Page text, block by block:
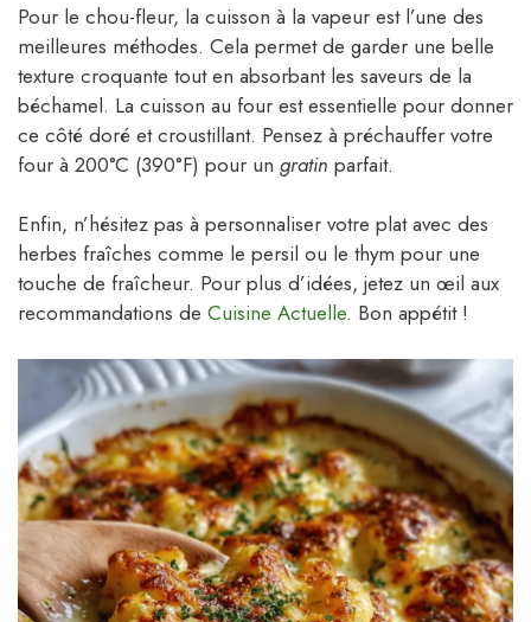
Pour le chou-fleur, la cuisson à la vapeur est l’une des
meilleures méthodes. Cela permet de garder une belle
texture croquante tout en absorbant les saveurs de la
béchamel. La cuisson au four est essentielle pour donner
ce côté doré et croustillant. Pensez à préchauffer votre
four à 200°C (390°F) pour un gratin parfait.
Enfin, n’hésitez pas à personnaliser votre plat avec des
herbes fraîches comme le persil ou le thym pour une
touche de fraîcheur. Pour plus d’idées, jetez un œil aux
recommandations de Cuisine Actuelle. Bon appétit !